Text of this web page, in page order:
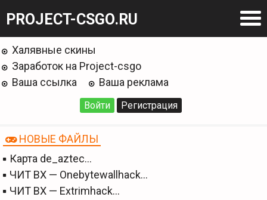
PROJECT-CSGO.RU
Халявные скины
Заработок на Project-csgo
Ваша ссылка
Ваша реклама
Войти Регистрация
НОВЫЕ ФАЙЛЫ
Карта de_aztec…
ЧИТ BX — Onebytewallhack…
ЧИТ BX — Extrimhack…